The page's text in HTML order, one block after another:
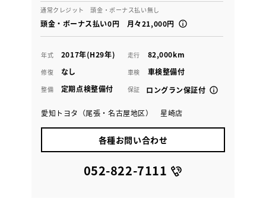
通常クレジット 頭金・ボーナス払い無し
頭金・ボーナス払い0円 月々21,000円
年式 2017年(H29年) 走行 82,000km
修復 なし 車検 車検整備付
整備 定期点検整備付 保証 ロングラン保証付
愛知トヨタ（尾張・名古屋地区） 星崎店
各種お問い合わせ
052-822-7111